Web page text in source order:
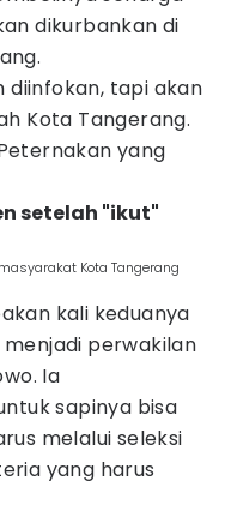
dikurbankan di
diinfokan, tapi akan
Kota Tangerang.
yang
setelah "ikut"
Kota Tangerang
kali keduanya
perwakilan
Ia
sapinya bisa
melalui seleksi
yang harus